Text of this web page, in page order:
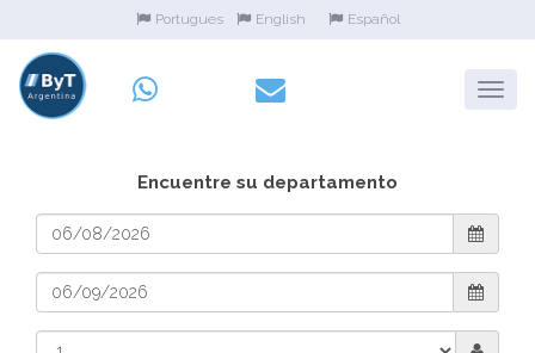
Portugues English Español
Encuentre su departamento